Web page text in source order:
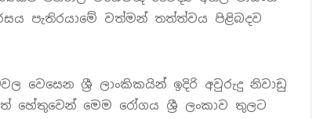
පැතිරයාමේ වත්මන් තත්ත්වය පිළිබදව
වෙසෙන ශ්‍රී ලාංකිකයින් ඉදිරි අවුරුදු නිවාඩු
හේතුවෙන් මෙම රෝගය ශ්‍රී ලංකාව තුලට